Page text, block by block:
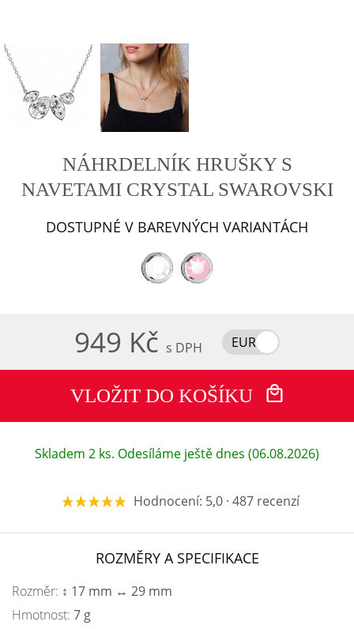
NÁHRDELNÍK HRUŠKY S
NAVETAMI CRYSTAL SWAROVSKI
DOSTUPNÉ V BAREVNÝCH VARIANTÁCH
949 Kč s DPH EUR
VLOŽIT DO KOŠÍKU
Skladem 2 ks. Odesíláme ještě dnes (06.08.2026)
Hodnocení: 5,0 · 487 recenzí
ROZMĚRY A SPECIFIKACE
Rozměr: ↕ 17 mm ↔ 29 mm
Hmotnost: 7 g